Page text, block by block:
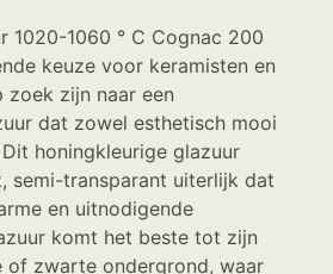
1020-1060 ° C Cognac 200
keuze voor keramisten en
zijn naar een
dat zowel esthetisch mooi
honingkleurige glazuur
semi-transparant uiterlijk dat
en uitnodigende
komt het beste tot zijn
of zwarte ondergrond, waar